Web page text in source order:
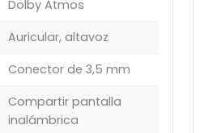
Dolby Atmos
Auricular, altavoz
Conector de 3,5 mm
Compartir pantalla
inalámbrica